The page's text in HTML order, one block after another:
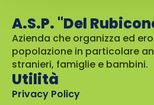
A.S.P. "Del
Azienda che organizza ed
popolazione in particolare
stranieri, famiglie e bambini.
Utilità
Privacy Policy